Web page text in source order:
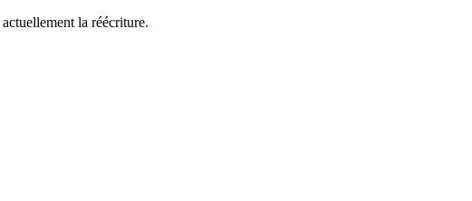
la réécriture.